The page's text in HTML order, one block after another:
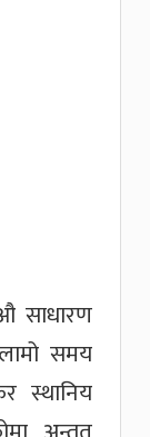
साधारण
समय
स्थानिय